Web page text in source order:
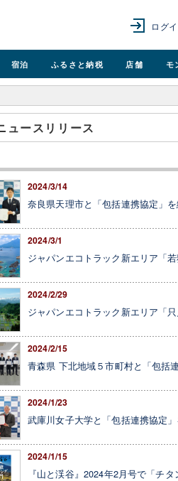
ログ
宿泊 ふるさと納税 店舗 モ
ュースリリース
2024/3/14
奈良県天理市と「包括連携協定」
2024/3/1
ジャパンエコトラック新エリア「
2024/2/29
ジャパンエコトラック新エリア「
2024/2/15
青森県 下北地域５市町村と「包括
2024/1/23
武庫川女子大学と「包括連携協定
2024/1/15
『山と渓谷』2024年2月号で「チ